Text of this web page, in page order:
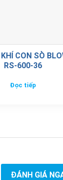
CON SÒ
RS-600-36
Đọc tiếp
ĐÁNH GIÁ